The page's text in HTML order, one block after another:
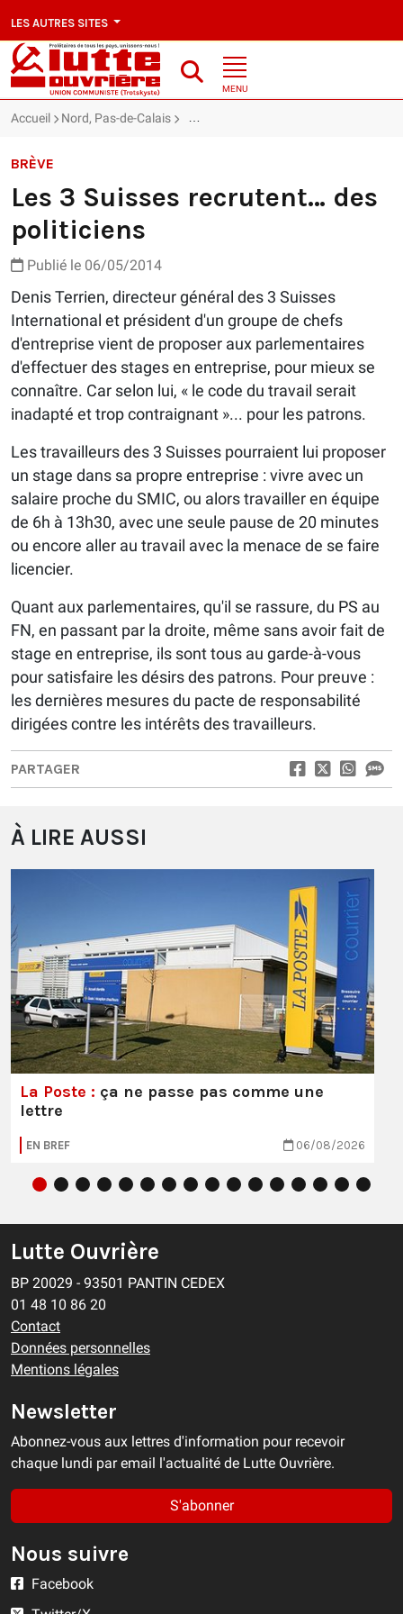
LES AUTRES SITES
MENU
Accueil Nord, Pas-de-Calais Les 3 Suisses recrutent… des politiciens
BRÈVE
Les 3 Suisses recrutent… des
politiciens
Publié le 06/05/2014
Denis Terrien, directeur général des 3 Suisses
International et président d'un groupe de chefs
d'entreprise vient de proposer aux parlementaires
d'effectuer des stages en entreprise, pour mieux se
connaître. Car selon lui, « le code du travail serait
inadapté et trop contraignant »... pour les patrons.
Les travailleurs des 3 Suisses pourraient lui proposer
un stage dans sa propre entreprise : vivre avec un
salaire proche du SMIC, ou alors travailler en équipe
de 6h à 13h30, avec une seule pause de 20 minutes
ou encore aller au travail avec la menace de se faire
licencier.
Quant aux parlementaires, qu'il se rassure, du PS au
FN, en passant par la droite, même sans avoir fait de
stage en entreprise, ils sont tous au garde-à-vous
pour satisfaire les désirs des patrons. Pour preuve :
les dernières mesures du pacte de responsabilité
dirigées contre les intérêts des travailleurs.
PARTAGER
À LIRE AUSSI
La Poste : ça ne passe pas comme une
lettre
EN BREF 06/08/2026
Lutte Ouvrière
BP 20029 - 93501 PANTIN CEDEX
01 48 10 86 20
Contact
Données personnelles
Mentions légales
Newsletter
Abonnez-vous aux lettres d'information pour recevoir
chaque lundi par email l'actualité de Lutte Ouvrière.
S'abonner
Nous suivre
Facebook